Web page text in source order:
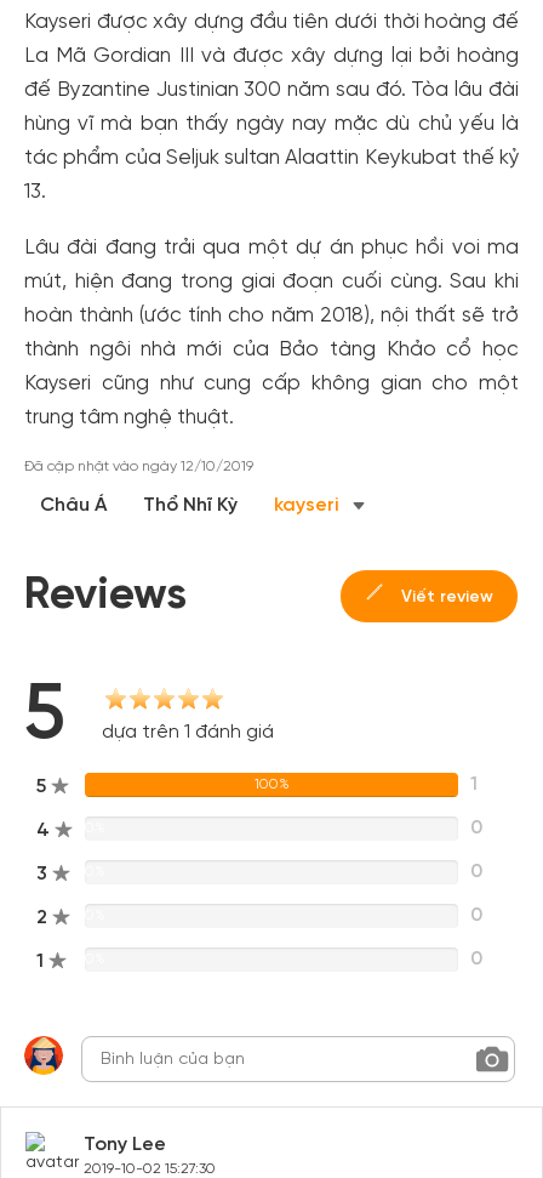
Kayseri được xây dựng đầu tiên dưới thời hoàng đế
La Mã Gordian III và được xây dựng lại bởi hoàng
đế Byzantine Justinian 300 năm sau đó. Tòa lâu đài
hùng vĩ mà bạn thấy ngày nay mặc dù chủ yếu là
tác phẩm của Seljuk sultan Alaattin Keykubat thế kỷ
13.
Lâu đài đang trải qua một dự án phục hồi voi ma
mút, hiện đang trong giai đoạn cuối cùng. Sau khi
hoàn thành (ước tính cho năm 2018), nội thất sẽ trở
thành ngôi nhà mới của Bảo tàng Khảo cổ học
Kayseri cũng như cung cấp không gian cho một
trung tâm nghệ thuật.
Đã cập nhật vào ngày 12/10/2019
Châu Á Thổ Nhĩ Kỳ kayseri
Reviews Viết review
5 dựa trên 1 đánh giá
5 100% 1
4 0
3 0
2 0
1 0
Tony Lee
2019-10-02 15:27:30
dành cho thành viên đến từ các đối tác của Gody.vn dành
cho cộng đồng.
Hoặc đăng nhập bằng
Đăng nhập Facebook